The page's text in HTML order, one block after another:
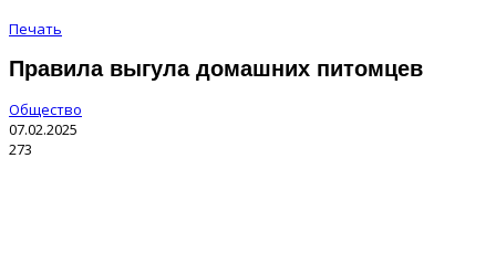
Печать
Правила выгула домашних питомцев
Общество
07.02.2025
273